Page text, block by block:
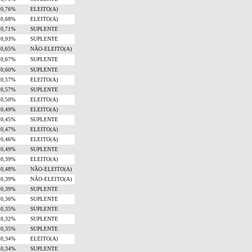
0,76%
ELEITO(A)
0,68%
ELEITO(A)
0,71%
SUPLENTE
0,93%
SUPLENTE
0,65%
NÃO-ELEITO(A)
0,67%
SUPLENTE
0,60%
SUPLENTE
0,57%
ELEITO(A)
0,57%
SUPLENTE
0,50%
ELEITO(A)
0,49%
ELEITO(A)
0,45%
SUPLENTE
0,47%
ELEITO(A)
0,46%
ELEITO(A)
0,49%
SUPLENTE
0,39%
ELEITO(A)
0,48%
NÃO-ELEITO(A)
0,39%
NÃO-ELEITO(A)
0,39%
SUPLENTE
0,36%
SUPLENTE
0,35%
SUPLENTE
0,32%
SUPLENTE
0,35%
SUPLENTE
0,34%
ELEITO(A)
0,34%
SUPLENTE